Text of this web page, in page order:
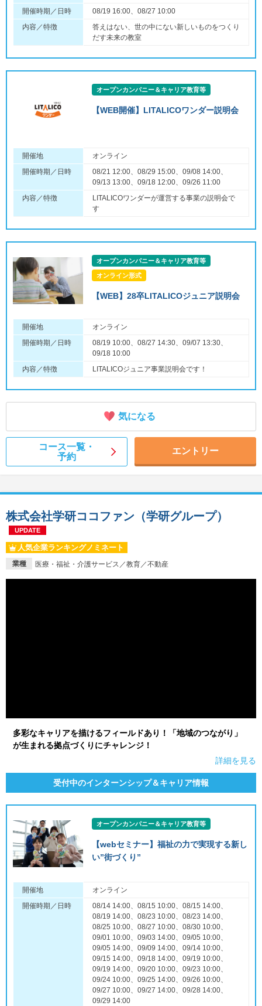
開催時期／日時
08/19 16:00、08/27 10:00
内容／特徴
答えはない、世の中にない新しいものをつくり
だす未来の教室
オープンカンパニー＆キャリア教育等
【WEB開催】LITALICOワンダー説明会
開催地
オンライン
開催時期／日時
08/21 12:00、08/29 15:00、09/08 14:00、
09/13 13:00、09/18 12:00、09/26 11:00
内容／特徴
LITALICOワンダーが運営する事業の説明会で
す
オープンカンパニー＆キャリア教育等
オンライン形式
【WEB】28卒LITALICOジュニア説明会
開催地
オンライン
開催時期／日時
08/19 10:00、08/27 14:30、09/07 13:30、
09/18 10:00
内容／特徴
LITALICOジュニア事業説明会です！
気になる
コース一覧・
予約
エントリー
業種 医療・福祉・介護サービス／教育／不動産
株式会社学研ココファン（学研グループ）
UPDATE
人気企業ランキングノミネート
多彩なキャリアを描けるフィールドあり！「地域のつながり」
が生まれる拠点づくりにチャレンジ！
詳細を見る
受付中のインターンシップ＆キャリア情報
オープンカンパニー＆キャリア教育等
【webセミナー】福祉の力で実現する新し
い”街づくり”
開催地
オンライン
開催時期／日時
08/14 14:00、08/15 10:00、08/15 14:00、
08/19 14:00、08/23 10:00、08/23 14:00、
08/25 10:00、08/27 10:00、08/30 10:00、
09/01 10:00、09/03 14:00、09/05 10:00、
09/05 14:00、09/09 14:00、09/14 10:00、
09/15 14:00、09/18 14:00、09/19 10:00、
09/19 14:00、09/20 10:00、09/23 10:00、
09/24 10:00、09/25 14:00、09/26 10:00、
09/27 10:00、09/27 14:00、09/28 14:00、
09/29 14:00